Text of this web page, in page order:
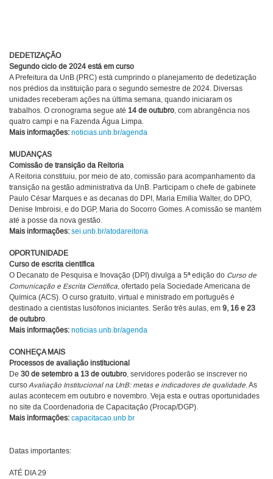
DEDETIZAÇÃO
Segundo ciclo de 2024 está em curso
A Prefeitura da UnB (PRC) está cumprindo o planejamento de dedetização
nos prédios da instituição para o segundo semestre de 2024. Diversas
unidades receberam ações na última semana, quando iniciaram os
trabalhos. O cronograma segue até 14 de outubro, com abrangência nos
quatro campi e na Fazenda Água Limpa.
Mais informações: noticias.unb.br/agenda
MUDANÇAS
Comissão de transição da Reitoria
A Reitoria constituiu, por meio de ato, comissão para acompanhamento da
transição na gestão administrativa da UnB. Participam o chefe de gabinete
Paulo César Marques e as decanas do DPI, Maria Emília Walter, do DPO,
Denise Imbroisi, e do DGP, Maria do Socorro Gomes. A comissão se mantém
até a posse da nova gestão.
Mais informações: sei.unb.br/atodareitoria
OPORTUNIDADE
Curso de escrita científica
O Decanato de Pesquisa e Inovação (DPI) divulga a 5ª edição do Curso de
Comunicação e Escrita Científica, ofertado pela Sociedade Americana de
Química (ACS). O curso gratuito, virtual e ministrado em português é
destinado a cientistas lusófonos iniciantes. Serão três aulas, em 9, 16 e 23
de outubro.
Mais informações: noticias.unb.br/agenda
CONHEÇA MAIS
Processos de avaliação institucional
De 30 de setembro a 13 de outubro, servidores poderão se inscrever no
cursoAvaliação Institucional na UnB: metas e indicadores de qualidade. As
aulas acontecem em outubro e novembro. Veja esta e outras oportunidades
no site da Coordenadoria de Capacitação (Procap/DGP).
Mais informações: capacitacao.unb.br
Datas importantes:
ATÉ DIA 29